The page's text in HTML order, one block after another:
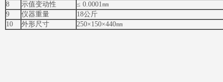
8
示值变动性
≤ 0.0001㎜
9
仪器重量
18公斤
10
外形尺寸 250×150×440㎜